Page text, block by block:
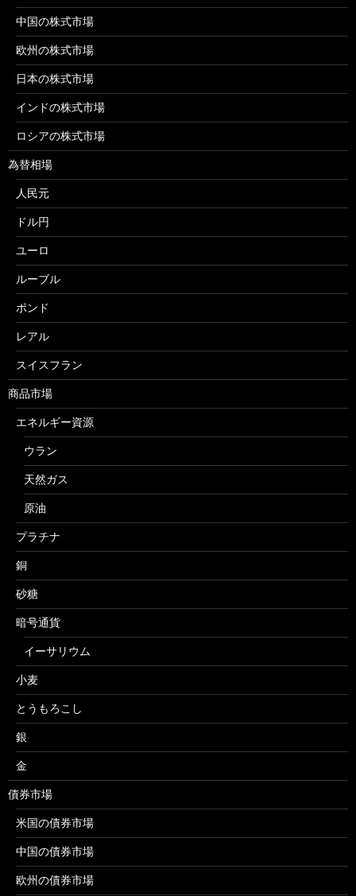
中国の株式市場
欧州の株式市場
日本の株式市場
インドの株式市場
ロシアの株式市場
為替相場
人民元
ドル円
ユーロ
ルーブル
ポンド
レアル
スイスフラン
商品市場
エネルギー資源
ウラン
天然ガス
原油
プラチナ
銅
砂糖
暗号通貨
イーサリウム
小麦
とうもろこし
銀
金
債券市場
米国の債券市場
中国の債券市場
欧州の債券市場